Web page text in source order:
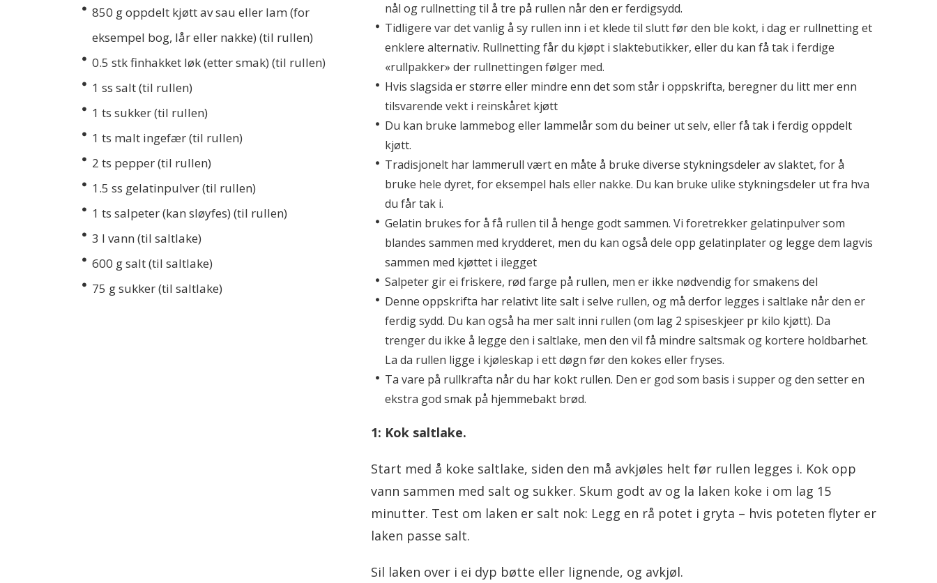
850 g oppdelt kjøtt av sau eller lam (for
eksempel bog, lår eller nakke) (til rullen)
0.5 stk finhakket løk (etter smak) (til rullen)
1 ss salt (til rullen)
1 ts sukker (til rullen)
1 ts malt ingefær (til rullen)
2 ts pepper (til rullen)
1.5 ss gelatinpulver (til rullen)
1 ts salpeter (kan sløyfes) (til rullen)
3 l vann (til saltlake)
600 g salt (til saltlake)
75 g sukker (til saltlake)
nål og rullnetting til å tre på rullen når den er ferdigsydd.
Tidligere var det vanlig å sy rullen inn i et klede til slutt før den ble kokt, i dag er rullnetting et
enklere alternativ. Rullnetting får du kjøpt i slaktebutikker, eller du kan få tak i ferdige
«rullpakker» der rullnettingen følger med.
Hvis slagsida er større eller mindre enn det som står i oppskrifta, beregner du litt mer enn
tilsvarende vekt i reinskåret kjøtt
Du kan bruke lammebog eller lammelår som du beiner ut selv, eller få tak i ferdig oppdelt
kjøtt.
Tradisjonelt har lammerull vært en måte å bruke diverse stykningsdeler av slaktet, for å
bruke hele dyret, for eksempel hals eller nakke. Du kan bruke ulike stykningsdeler ut fra hva
du får tak i.
Gelatin brukes for å få rullen til å henge godt sammen. Vi foretrekker gelatinpulver som
blandes sammen med krydderet, men du kan også dele opp gelatinplater og legge dem lagvis
sammen med kjøttet i ilegget
Salpeter gir ei friskere, rød farge på rullen, men er ikke nødvendig for smakens del
Denne oppskrifta har relativt lite salt i selve rullen, og må derfor legges i saltlake når den er
ferdig sydd. Du kan også ha mer salt inni rullen (om lag 2 spiseskjeer pr kilo kjøtt). Da
trenger du ikke å legge den i saltlake, men den vil få mindre saltsmak og kortere holdbarhet.
La da rullen ligge i kjøleskap i ett døgn før den kokes eller fryses.
Ta vare på rullkrafta når du har kokt rullen. Den er god som basis i supper og den setter en
ekstra god smak på hjemmebakt brød.
1: Kok saltlake.
Start med å koke saltlake, siden den må avkjøles helt før rullen legges i. Kok opp
vann sammen med salt og sukker. Skum godt av og la laken koke i om lag 15
minutter. Test om laken er salt nok: Legg en rå potet i gryta – hvis poteten flyter er
laken passe salt.
Sil laken over i ei dyp bøtte eller lignende, og avkjøl.